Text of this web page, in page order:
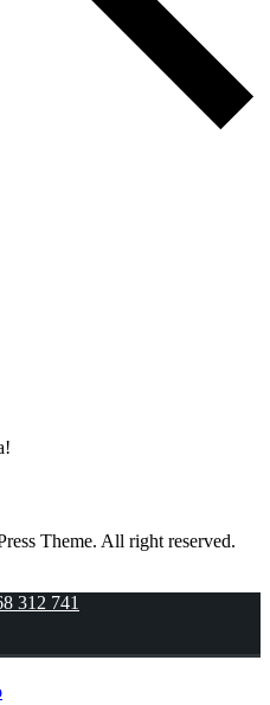
Theme. All right reserved.
312 741